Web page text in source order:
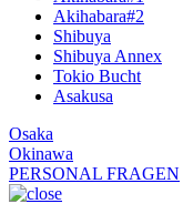
Akihabara#2
Shibuya
Shibuya Annex
Tokio Bucht
Asakusa
Osaka
Okinawa
PERSONAL FRAGEN